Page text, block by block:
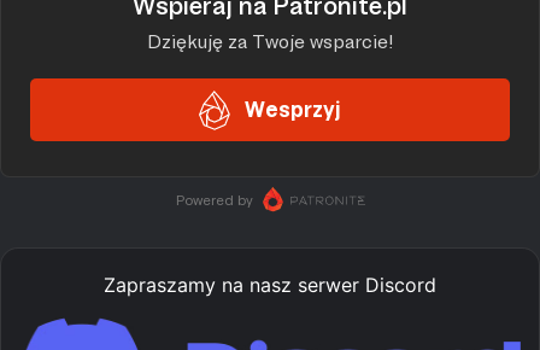
Zapraszamy na nasz serwer Discord